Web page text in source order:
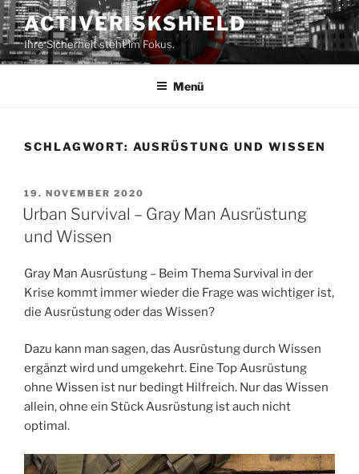
Zum
Inhalt
springen
ACTIVERISKSHIELD
Ihre Sicherheit steht im Fokus.
Menü
SCHLAGWORT: AUSRÜSTUNG UND WISSEN
VERÖFFENTLICHT
AM
19. NOVEMBER 2020
Urban Survival – Gray Man Ausrüstung
und Wissen
Gray Man Ausrüstung – Beim Thema Survival in der
Krise kommt immer wieder die Frage was wichtiger ist,
die Ausrüstung oder das Wissen?
Dazu kann man sagen, das Ausrüstung durch Wissen
ergänzt wird und umgekehrt. Eine Top Ausrüstung
ohne Wissen ist nur bedingt Hilfreich. Nur das Wissen
allein, ohne ein Stück Ausrüstung ist auch nicht
optimal.